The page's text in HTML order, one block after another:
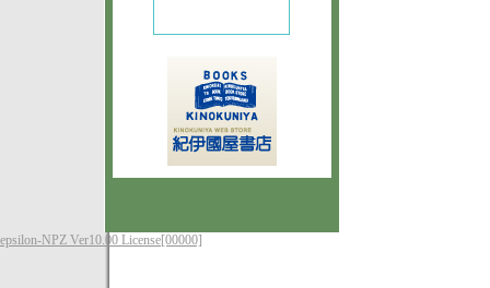
epsilon-NPZ Ver10.00 License[00000]